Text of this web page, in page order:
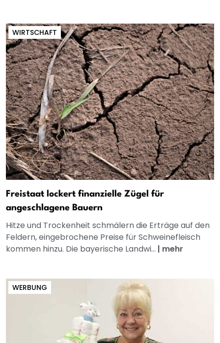
WIRTSCHAFT
Freistaat lockert finanzielle Zügel für
angeschlagene Bauern
Hitze und Trockenheit schmälern die Erträge auf den
Feldern, eingebrochene Preise für Schweinefleisch
kommen hinzu. Die bayerische Landwi... | mehr
WERBUNG